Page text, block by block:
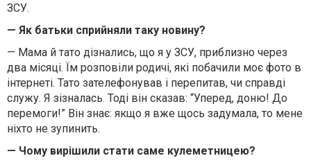
ЗСУ.
— Як батьки сприйняли таку новину?
— Мама й тато дізнались, що я у ЗСУ, приблизно через
два місяці. Їм розповіли родичі, які побачили моє фото в
інтернеті. Тато зателефонував і перепитав, чи справді
служу. Я зізналась. Тоді він сказав: “Уперед, доню! До
перемоги!” Він знає: якщо я вже щось задумала, то мене
ніхто не зупинить.
— Чому вирішили стати саме кулеметницею?